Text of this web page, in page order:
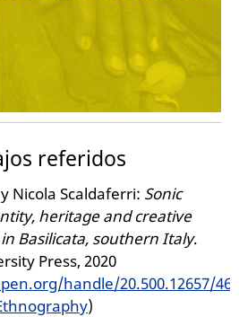
referidos
Nicola Scaldaferri: Sonic
heritage and creative
Basilicata, southern Italy.
Press, 2020
handle/20.500.12657/
)